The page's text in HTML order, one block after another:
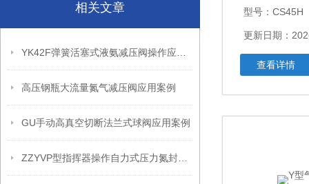
相关文章
高压钢瓶大流量氮气减压阀应用案例
GU手动高真空切断法兰式球阀应用案例
型号：CS45H
更新日期：
查看详情